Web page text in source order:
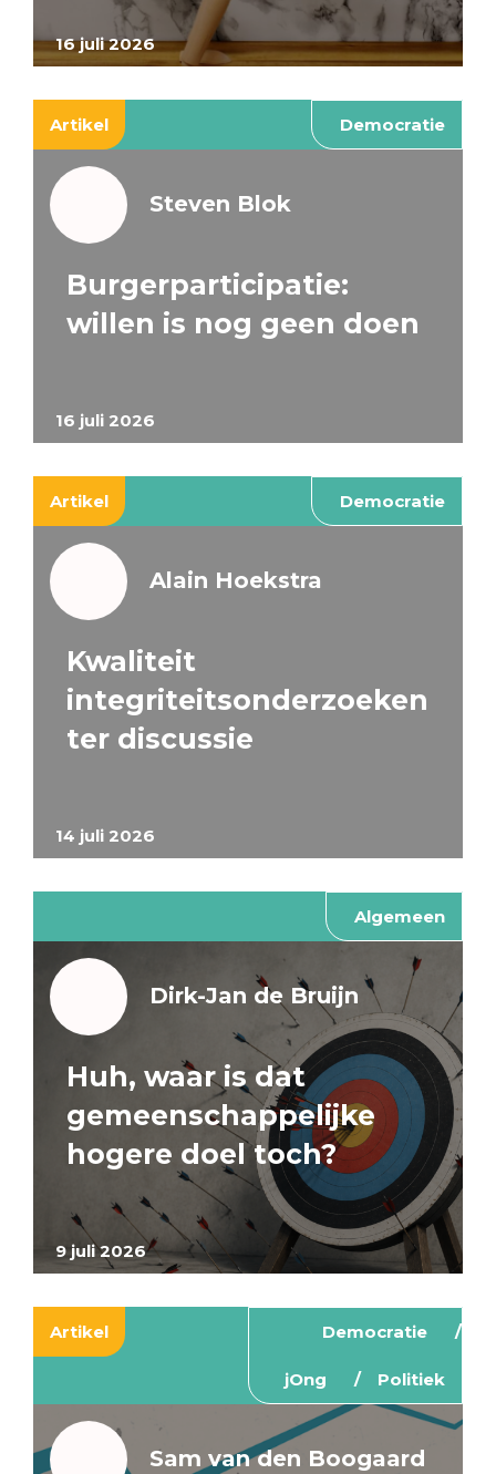
16 juli 2026
Artikel Democratie
16 juli 2026
Steven Blok
Burgerparticipatie:
willen is nog geen doen
Artikel Democratie
14 juli 2026
Alain Hoekstra
Kwaliteit
integriteitsonderzoeken
ter discussie
Algemeen
9 juli 2026
Dirk-Jan de Bruijn
Huh, waar is dat
gemeenschappelijke
hogere doel toch?
Artikel Democratie
jOng Politiek
Sam van den Boogaard